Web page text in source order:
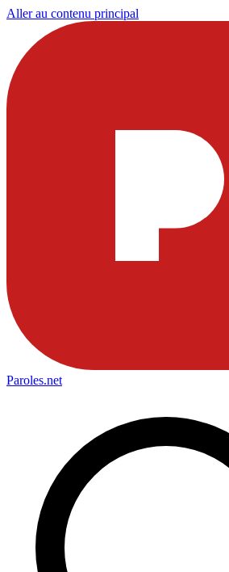
Aller au contenu principal
Paroles.net